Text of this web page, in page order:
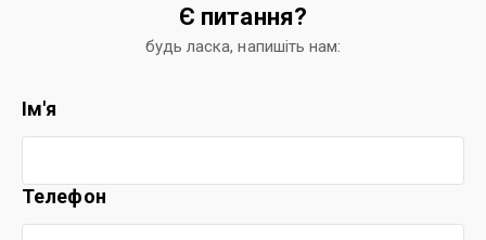
Є питання?
будь ласка, напишіть нам:
Ім'я
Телефон